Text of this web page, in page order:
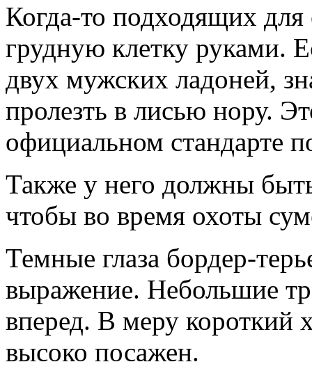
Когда-то подходящих
грудную клетку руками.
двух мужских ладоней,
пролезть в лисью нору.
официальном стандарте
Также у него должны
чтобы во время охоты
Темные глаза бордер-
выражение. Небольшие
вперед. В меру короткий
высоко посажен.